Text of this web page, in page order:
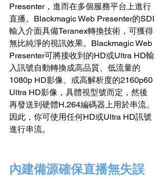
Presenter，進而在多個服務平台上進行
直播。Blackmagic Web Presenter的SDI
輸入介面具備Teranex轉換技術，可獲得
無比純淨的視訊效果。Blackmagic Web
Presenter可將接收到的HD或Ultra HD輸
入訊號自動轉換成高品質、低流量的
1080p HD影像、或高解析度的2160p60
Ultra HD影像，具體視型號而定，然後
再發送到硬體H.264編碼器上用於串流。
因此，你可使用任何HD或Ultra HD訊號
進行串流。
內建備源確保直播無失誤